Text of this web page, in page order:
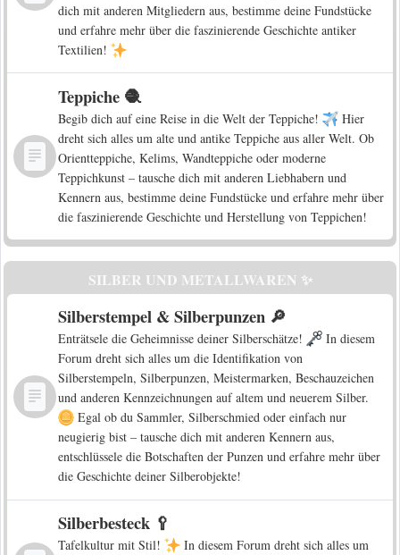
dich mit anderen Mitgliedern aus, bestimme deine Fundstücke
und erfahre mehr über die faszinierende Geschichte antiker
Textilien!
Teppiche 🧶
Begib dich auf eine Reise in die Welt der Teppiche!
Hier
dreht sich alles um alte und antike Teppiche aus aller Welt. Ob
Orientteppiche, Kelims, Wandteppiche oder moderne
Teppichkunst – tausche dich mit anderen Liebhabern und
Kennern aus, bestimme deine Fundstücke und erfahre mehr über
die faszinierende Geschichte und Herstellung von Teppichen!
SILBER UND METALLWAREN ✨
Silberstempel & Silberpunzen 🔎
Enträtsele die Geheimnisse deiner Silberschätze!
In diesem
Forum dreht sich alles um die Identifikation von
Silberstempeln, Silberpunzen, Meistermarken, Beschauzeichen
und anderen Kennzeichnungen auf altem und neuerem Silber.
Egal ob du Sammler, Silberschmied oder einfach nur
neugierig bist – tausche dich mit anderen Kennern aus,
entschlüssele die Botschaften der Punzen und erfahre mehr über
die Geschichte deiner Silberobjekte!
Silberbesteck 🥄
Tafelkultur mit Stil! In diesem Forum dreht sich alles um